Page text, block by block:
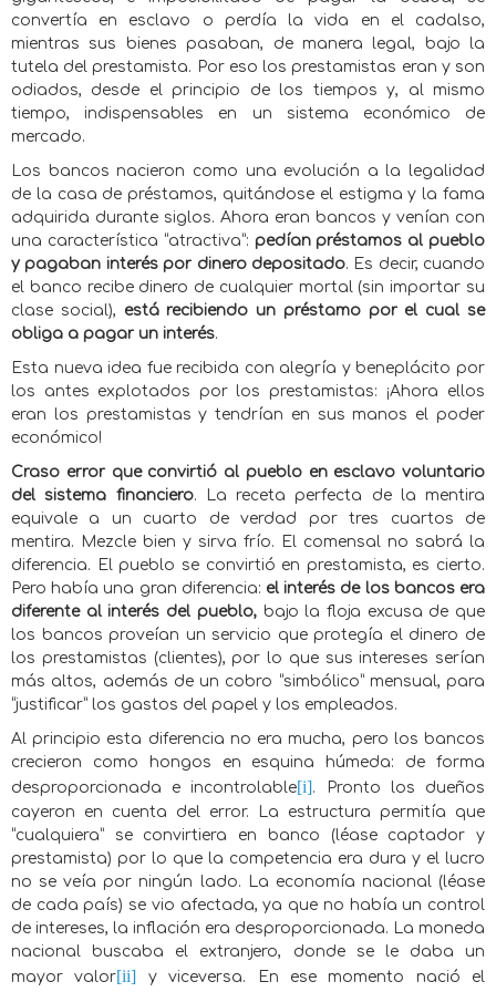
convertía en esclavo o perdía la vida en el cadalso,
mientras sus bienes pasaban, de manera legal, bajo la
tutela del prestamista. Por eso los prestamistas eran y son
odiados, desde el principio de los tiempos y, al mismo
tiempo, indispensables en un sistema económico de
mercado.
Los bancos nacieron como una evolución a la legalidad
de la casa de préstamos, quitándose el estigma y la fama
adquirida durante siglos. Ahora eran bancos y venían con
una característica “atractiva”: pedían préstamos al pueblo
y pagaban interés por dinero depositado. Es decir, cuando
el banco recibe dinero de cualquier mortal (sin importar su
clase social), está recibiendo un préstamo por el cual se
obliga a pagar un interés.
Esta nueva idea fue recibida con alegría y beneplácito por
los antes explotados por los prestamistas: ¡Ahora ellos
eran los prestamistas y tendrían en sus manos el poder
económico!
Craso error que convirtió al pueblo en esclavo voluntario
del sistema financiero. La receta perfecta de la mentira
equivale a un cuarto de verdad por tres cuartos de
mentira. Mezcle bien y sirva frío. El comensal no sabrá la
diferencia. El pueblo se convirtió en prestamista, es cierto.
Pero había una gran diferencia: el interés de los bancos era
diferente al interés del pueblo, bajo la floja excusa de que
los bancos proveían un servicio que protegía el dinero de
los prestamistas (clientes), por lo que sus intereses serían
más altos, además de un cobro “simbólico” mensual, para
“justificar” los gastos del papel y los empleados.
Al principio esta diferencia no era mucha, pero los bancos
crecieron como hongos en esquina húmeda: de forma
desproporcionada e incontrolable[i]. Pronto los dueños
cayeron en cuenta del error. La estructura permitía que
“cualquiera” se convirtiera en banco (léase captador y
prestamista) por lo que la competencia era dura y el lucro
no se veía por ningún lado. La economía nacional (léase
de cada país) se vio afectada, ya que no había un control
de intereses, la inflación era desproporcionada. La moneda
nacional buscaba el extranjero, donde se le daba un
mayor valor[ii] y viceversa. En ese momento nació el